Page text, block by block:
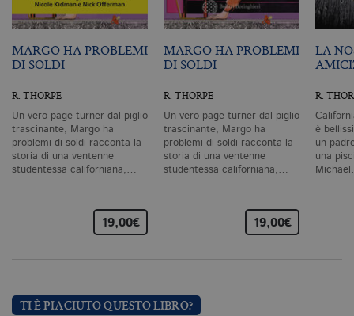
MARGO HA PROBLEMI
DI SOLDI
R. THORPE
Un vero page turner dal piglio
trascinante, Margo ha
problemi di soldi racconta la
storia di una ventenne
studentessa californiana,…
19,00€
MARGO HA PROBLEMI
DI SOLDI
R. THORPE
Un vero page turner dal piglio
trascinante, Margo ha
problemi di soldi racconta la
storia di una ventenne
studentessa californiana,…
19,00€
LA
R.
è
un
una
TI È PIACIUTO QUESTO LIBRO?
sito Web non può essere utilizzato
correttamente senza i cookie
strettamente necessari. Col rispetto
delle condizioni previste dal Garante, i
cookie analitici sono equiparati ai
tecnici e dunque non necessitano del
CookieScriptConsent
.bollatiboringhieri.it 1 mese